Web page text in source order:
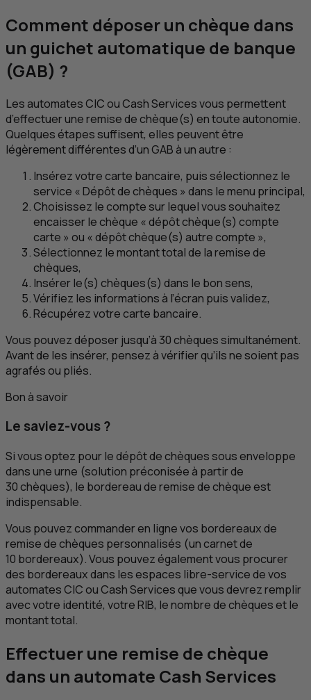
Comment déposer un chèque dans
un guichet automatique de banque
(GAB) ?
Les automatesCICouCashServices vous permettent
d’effectuer une remise de chèque(s) en toute autonomie.
Quelques étapes suffisent, elles peuvent être
légèrement différentes d’un GAB à un autre :
Insérez votre carte bancaire, puis sélectionnez le
service « Dépôt de chèques » dans le menu principal,
Choisissez le compte sur lequel vous souhaitez
encaisser le chèque « dépôt chèque(s) compte
carte » ou « dépôt chèque(s) autre compte »,
Sélectionnez le montant total de la remise de
chèques,
Insérer le(s) chèques(s) dans le bon sens,
Vérifiez les informations à l’écran puis validez,
Récupérez votre carte bancaire.
Vous pouvez déposer jusqu’à 30 chèques simultanément.
Avant de les insérer, pensez à vérifier qu’ils ne soient pas
agrafés ou pliés.
Bon à savoir
Le saviez-vous ?
Si vous optez pour le dépôt de chèques sous enveloppe
dans une urne (solution préconisée à partir de
30 chèques), le bordereau de remise de chèque est
indispensable.
Vous pouvez commander en ligne vos bordereaux de
remise de chèques personnalisés (un carnet de
10 bordereaux). Vous pouvez également vous procurer
des bordereaux dans les espaces libre-service de vos
automatesCICouCashServices que vous devrez remplir
avec votre identité, votre RIB, le nombre de chèques et le
montant total.
Effectuer une remise de chèque
dans un automate Cash Services